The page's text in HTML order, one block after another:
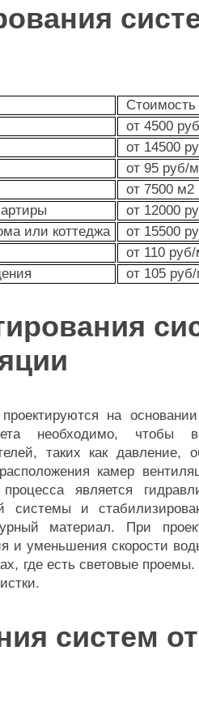
Стоимость
от 4500 руб
от 14500
от 95 руб/
от 7500 м2
от 12000
или коттеджа
от 15500
от 110
от 105
на
необходимо, чтобы
таких как давление,
камер
является
системы и
материал. При
и уменьшения скорости
где есть световые
систем